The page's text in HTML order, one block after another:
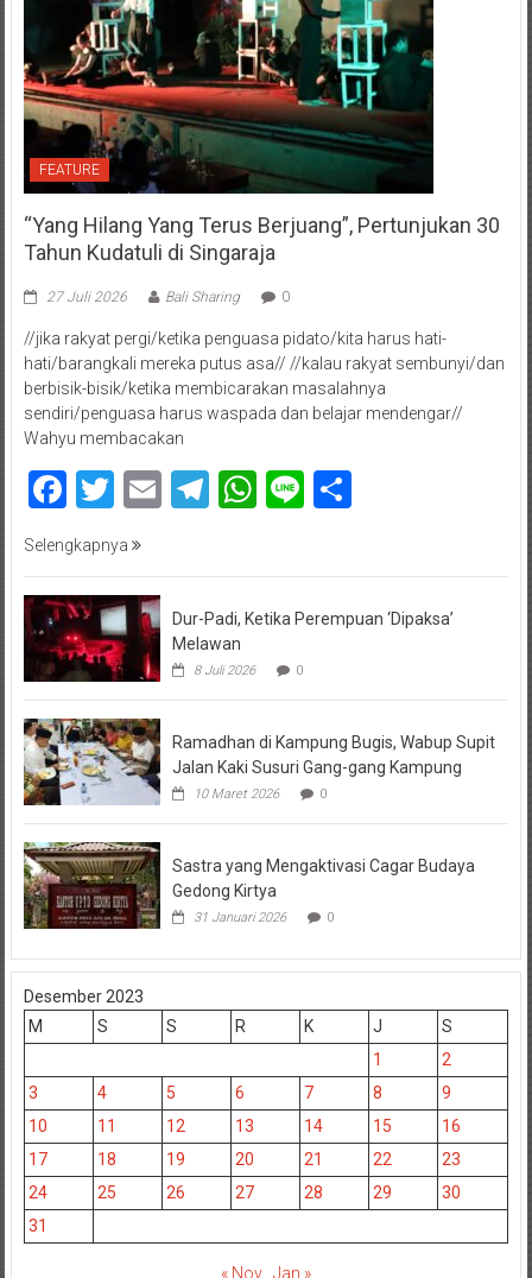
FEATURE
“Yang Hilang Yang Terus Berjuang”, Pertunjukan 30
Tahun Kudatuli di Singaraja
27 Juli 2026 Bali Sharing 0
//jika rakyat pergi/ketika penguasa pidato/kita harus hati-
hati/barangkali mereka putus asa// //kalau rakyat sembunyi/dan
berbisik-bisik/ketika membicarakan masalahnya
sendiri/penguasa harus waspada dan belajar mendengar//
Wahyu membacakan
Facebook
Twitter
EmailTelegram
WhatsApp
Line
Selengkapnya
Dur-Padi, Ketika Perempuan ‘Dipaksa’
Melawan
8 Juli 2026 0
Ramadhan di Kampung Bugis, Wabup Supit
Jalan Kaki Susuri Gang-gang Kampung
10 Maret 2026 0
Sastra yang Mengaktivasi Cagar Budaya
Gedong Kirtya
31 Januari 2026 0
Desember 2023
M
S S R K J
S
1
2
3
4 5 6 7 8
9
10
11 12 13 14 15
16
17
18 19 20 21 22
23
24
25 26 27 28 29
30
31
« Nov Jan »